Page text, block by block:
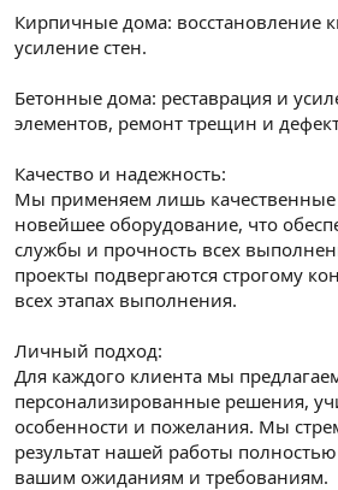
Кирпичные дома: восстановление
усиление стен.
Бетонные дома: реставрация и
элементов, ремонт трещин и
Качество и надежность:
Мы применяем лишь
новейшее оборудование, что
службы и прочность всех
проекты подвергаются строгому
всех этапах выполнения.
Личный подход:
Для каждого клиента мы
персонализированные решения,
особенности и пожелания. Мы
результат нашей работы
вашим ожиданиям и требованиям.